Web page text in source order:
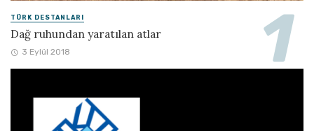
TÜRK DESTANLARI
Dağ ruhundan yaratılan atlar
3 Eylül 2018